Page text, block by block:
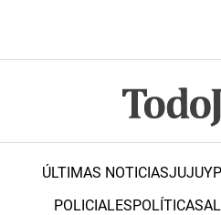
ÚLTIMAS NOTICIASJUJUY
POLICIALESPOLÍTICA